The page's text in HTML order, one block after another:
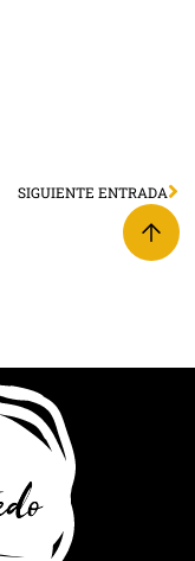
SIGUIENTE ENTRADA